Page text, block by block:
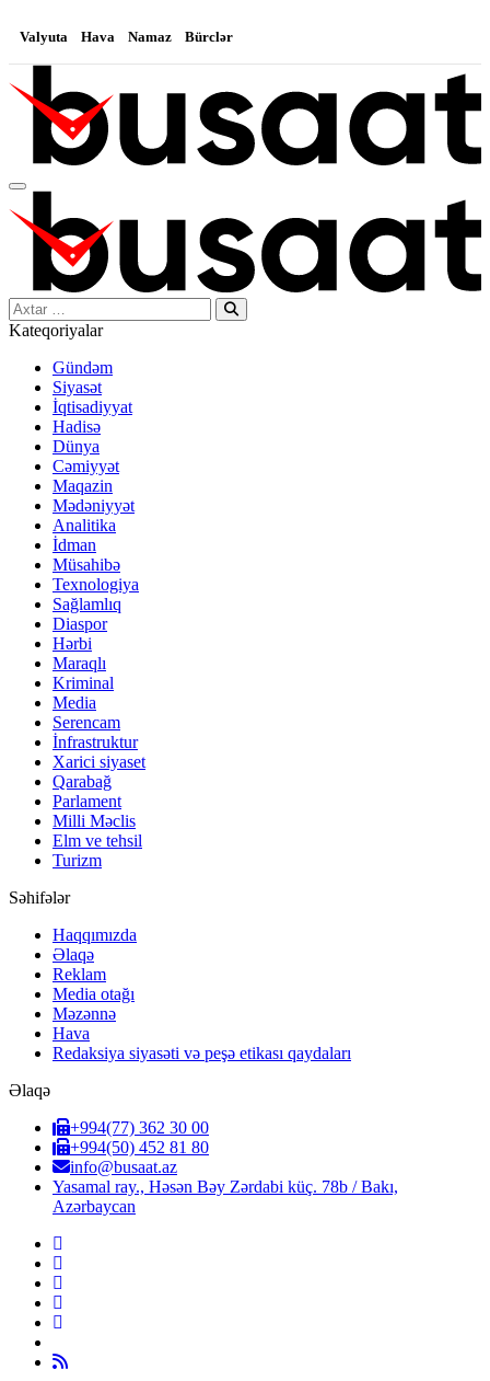
Valyuta Hava Namaz Bürclər
Search…
Kateqoriyalar
Gündəm
Siyasət
İqtisadiyyat
Hadisə
Dünya
Cəmiyyət
Maqazin
Mədəniyyət
Analitika
İdman
Müsahibə
Texnologiya
Sağlamlıq
Diaspor
Hərbi
Maraqlı
Kriminal
Media
Serencam
İnfrastruktur
Xarici siyaset
Qarabağ
Parlament
Milli Məclis
Elm ve tehsil
Turizm
Səhifələr
Haqqımızda
Əlaqə
Reklam
Media otağı
Məzənnə
Hava
Redaksiya siyasəti və peşə etikası qaydaları
Əlaqə
+994(77) 362 30 00
+994(50) 452 81 80
info@busaat.az
Yasamal ray., Həsən Bəy Zərdabi küç. 78b / Bakı,
Azərbaycan